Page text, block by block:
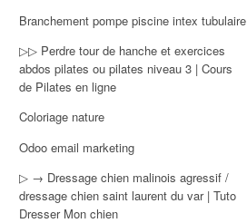
Branchement pompe piscine intex tubulaire
▷▷ Perdre tour de hanche et exercices
abdos pilates ou pilates niveau 3 | Cours
de Pilates en ligne
Coloriage nature
Odoo email marketing
▷ → Dressage chien malinois agressif /
dressage chien saint laurent du var | Tuto
Dresser Mon chien